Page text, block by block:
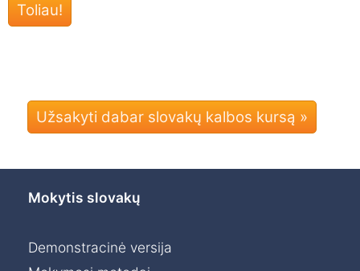
Užsakyti dabar slovakų kalbos kursą »
Mokytis slovakų
Demonstracinė versija